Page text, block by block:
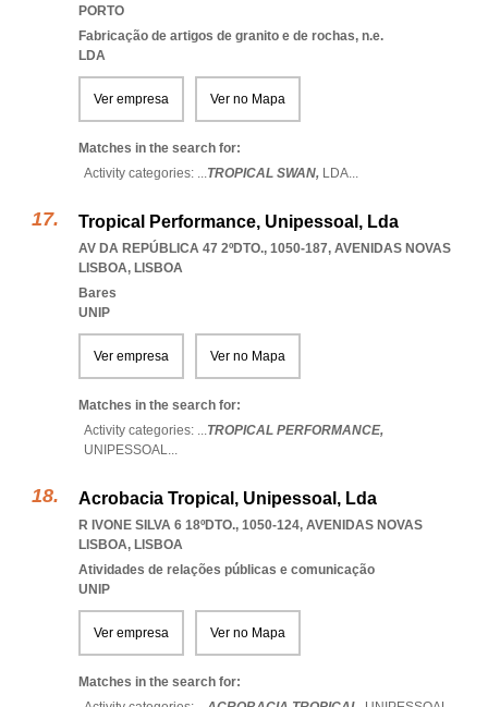
PORTO
Fabricação de artigos de granito e de rochas, n.e.
LDA
Ver empresa Ver no Mapa
Matches in the search for:
Activity categories: ...TROPICAL SWAN, LDA...
Tropical Performance, Unipessoal, Lda
AV DA REPÚBLICA 47 2ºDTO., 1050-187, AVENIDAS NOVAS
LISBOA, LISBOA
Bares
UNIP
Ver empresa Ver no Mapa
Matches in the search for:
Activity categories: ...TROPICAL PERFORMANCE,
UNIPESSOAL...
Acrobacia Tropical, Unipessoal, Lda
R IVONE SILVA 6 18ºDTO., 1050-124, AVENIDAS NOVAS
LISBOA, LISBOA
Atividades de relações públicas e comunicação
UNIP
Ver empresa Ver no Mapa
Matches in the search for: